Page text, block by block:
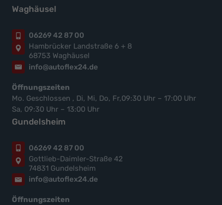
Waghäusel
06269 42 87 00
Hambrücker Landstraße 6 + 8
68753 Waghäusel
info@autoflex24.de
Öffnungszeiten
Mo. Geschlossen , Di, Mi, Do, Fr,09:30 Uhr – 17:00 Uhr
Sa, 09:30 Uhr – 13:00 Uhr
Gundelsheim
06269 42 87 00
Gottlieb-Daimler-Straße 42
74831 Gundelsheim
info@autoflex24.de
Öffnungszeiten